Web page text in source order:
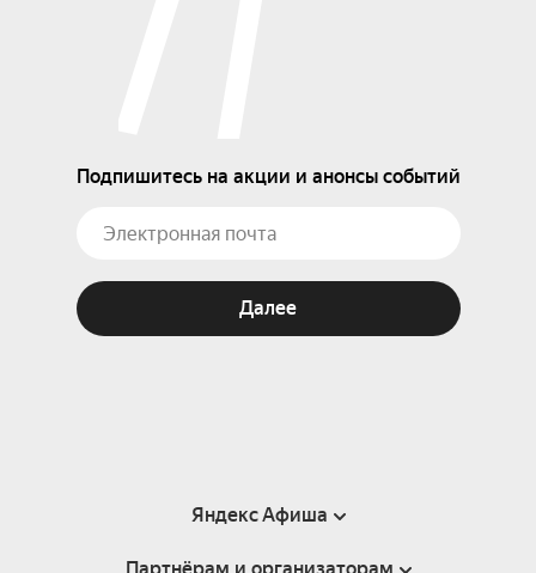
Подпишитесь на акции и анонсы событий
Далее
Яндекс Афиша
Справка